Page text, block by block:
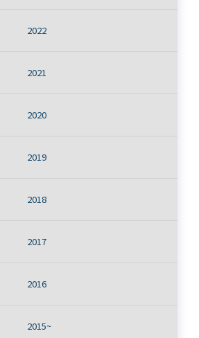
2022
2021
2020
2019
2018
2017
2016
2015~